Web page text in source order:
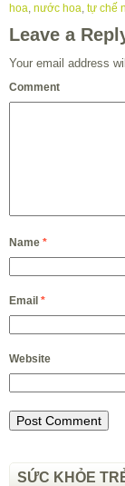
hoa nước hoa tự chế
Leave a
Your email address
Comment
Name *
Email *
Website
SỨC KHỎE